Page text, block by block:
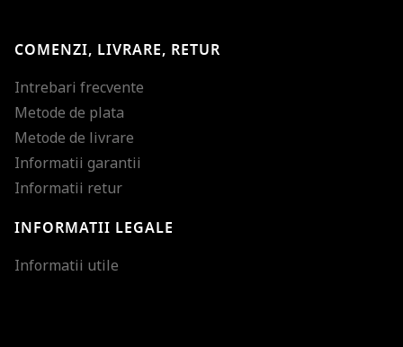
COMENZI, LIVRARE, RETUR
Intrebari frecvente
Metode de plata
Metode de livrare
Informatii garantii
Informatii retur
INFORMATII LEGALE
Informatii utile